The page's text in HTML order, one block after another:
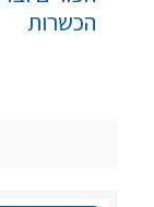
הכשרות